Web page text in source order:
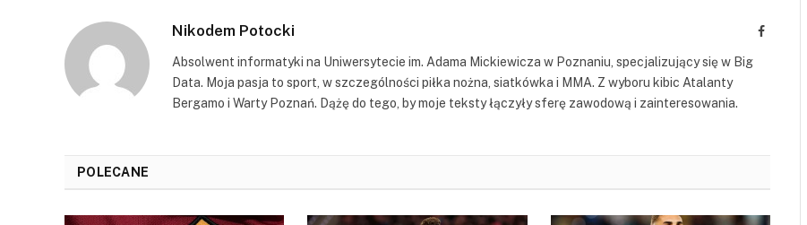
Nikodem Potocki Facebook
Absolwent informatyki na Uniwersytecie im. Adama Mickiewicza w Poznaniu, specjalizujący się w Big
Data. Moja pasja to sport, w szczególności piłka nożna, siatkówka i MMA. Z wyboru kibic Atalanty
Bergamo i Warty Poznań. Dążę do tego, by moje teksty łączyły sferę zawodową i zainteresowania.
POLECANE